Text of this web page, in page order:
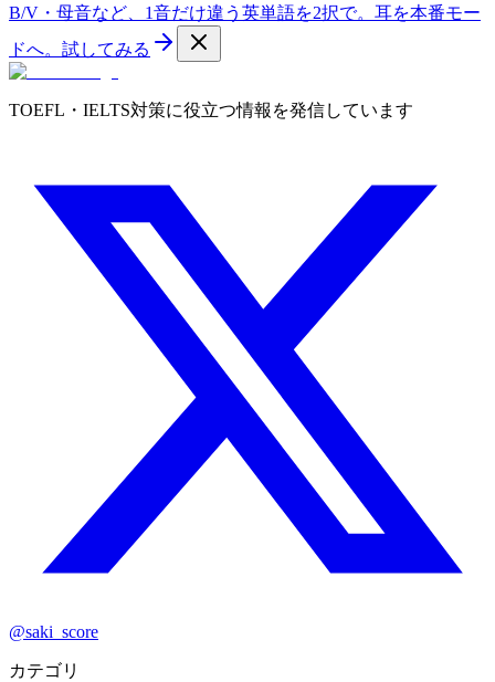
B/V・母音など、1音だけ違う英単語を2択で。耳を本番モー
ドへ。 試してみる
TOEFL・IELTS対策に役立つ情報を発信しています
@saki_score
カテゴリ